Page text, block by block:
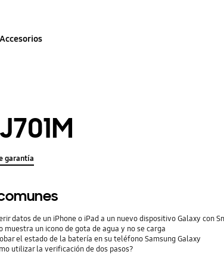
Accesorios
garantía
datos de un iPhone o iPad a un nuevo dispositivo Galaxy con
muestra un icono de gota de agua y no se carga
el estado de la batería en su teléfono Samsung Galaxy
utilizar la verificación de dos pasos?